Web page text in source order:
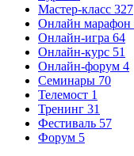
Мастер-класс 327
Онлайн марафон
Онлайн-игра 64
Онлайн-курс 51
Онлайн-форум 4
Семинары 70
Телемост 1
Тренинг 31
Фестиваль 57
Форум 5